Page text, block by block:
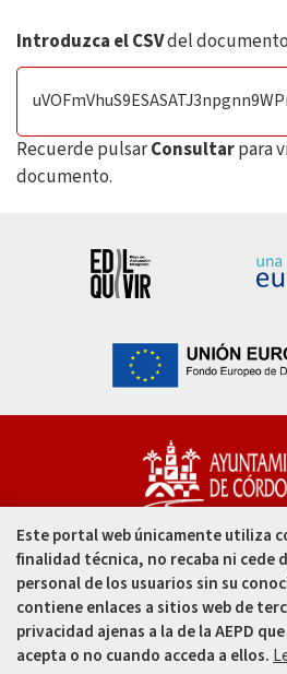
Introduzca el CSVdel
Recuerde pulsarConsultarpara
documento.
Capitulares, 1. 14002
Córdoba - España
957 49 99 00
957 47 80 50
Este portal web únicamente utiliza
finalidad técnica, no recaba ni cede
personal de los usuarios sin su
contiene enlaces a sitios web de
privacidad ajenas a la de la AEPD
acepta o no cuando acceda a ellos.